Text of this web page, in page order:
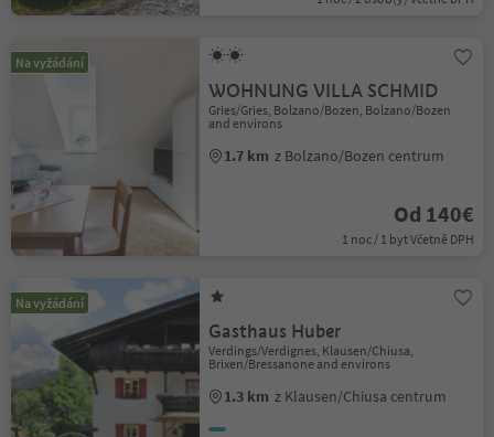
Na vyžádání
WOHNUNG VILLA SCHMID
Gries/Gries, Bolzano/Bozen, Bolzano/Bozen
and environs
1.7 km z Bolzano/Bozen centrum
Od 140€
1 noc / 1 byt Včetně DPH
Na vyžádání
Gasthaus Huber
Verdings/Verdignes, Klausen/Chiusa,
Brixen/Bressanone and environs
1.3 km z Klausen/Chiusa centrum